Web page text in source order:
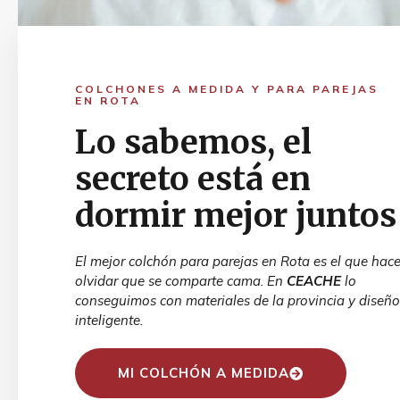
COLCHONES A MEDIDA Y PARA PAREJAS
EN ROTA
Lo sabemos, el
secreto está en
dormir mejor juntos
El mejor colchón para parejas en Rota es el que hace
olvidar que se comparte cama. En CEACHElo
conseguimos con materiales de la provincia y diseño
inteligente.
MI COLCHÓN A MEDIDA